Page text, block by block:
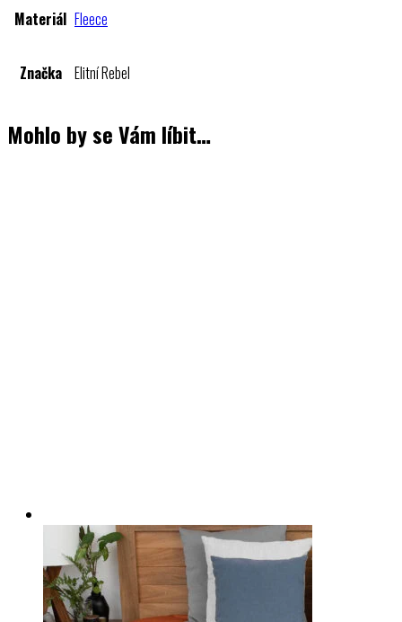
Materiál Fleece
Značka Elitní Rebel
Mohlo by se Vám líbit…